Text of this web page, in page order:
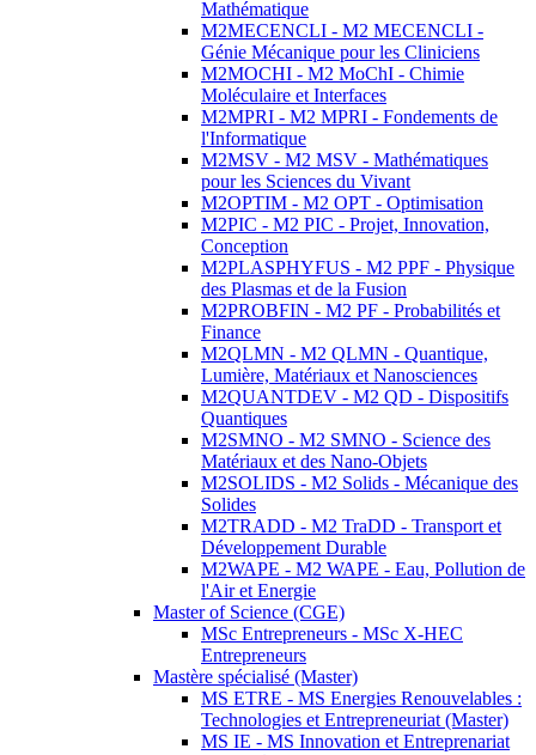
Mathématique
M2MECENCLI - M2 MECENCLI -
Génie Mécanique pour les Cliniciens
M2MOCHI - M2 MoChI - Chimie
Moléculaire et Interfaces
M2MPRI - M2 MPRI - Fondements de
l'Informatique
M2MSV - M2 MSV - Mathématiques
pour les Sciences du Vivant
M2OPTIM - M2 OPT - Optimisation
M2PIC - M2 PIC - Projet, Innovation,
Conception
M2PLASPHYFUS - M2 PPF - Physique
des Plasmas et de la Fusion
M2PROBFIN - M2 PF - Probabilités et
Finance
M2QLMN - M2 QLMN - Quantique,
Lumière, Matériaux et Nanosciences
M2QUANTDEV - M2 QD - Dispositifs
Quantiques
M2SMNO - M2 SMNO - Science des
Matériaux et des Nano-Objets
M2SOLIDS - M2 Solids - Mécanique des
Solides
M2TRADD - M2 TraDD - Transport et
Développement Durable
M2WAPE - M2 WAPE - Eau, Pollution de
l'Air et Energie
Master of Science (CGE)
MSc Entrepreneurs - MSc X-HEC
Entrepreneurs
Mastère spécialisé (Master)
MS ETRE - MS Energies Renouvelables :
Technologies et Entrepreneuriat (Master)
MS IE - MS Innovation et Entreprenariat